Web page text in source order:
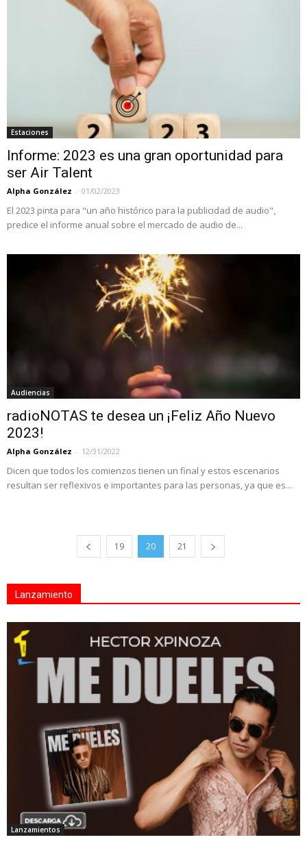
Estaciones
Informe: 2023 es una gran oportunidad para
ser Air Talent
Alpha González - 01/02/2023
El 2023 pinta para "un año histórico para la publicidad de audio",
predice el informe anual sobre el mercado de audio de...
Audiencias
radioNOTAS te desea un ¡Feliz Año Nuevo
2023!
Alpha González - 12/31/2022
Dicen que todos los comienzos tienen un final y estos escenarios
resultan ser reflexivos e importantes para las personas, ya que es...
19 20 21
Lanzamiento
Lanzamientos